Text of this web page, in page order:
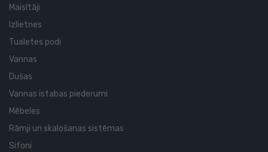
Maisītāji
Izlietnes
Tualetes podi
Vannas
Dušas
Vannas istabas piederumi
Mēbeles
Rāmji un skalošanas sistēmas
Sifoni